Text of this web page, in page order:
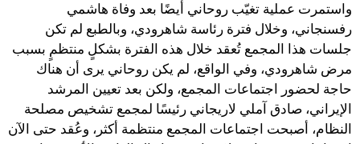
واستمرت عملية تغيّب روحاني أيضًا بعد وفاة هاشمي
رفسنجاني، وخلال فترة رئاسة شاهرودي، وبالطبع لم تكن
جلسات هذا المجمع تُعقد خلال هذه الفترة بشكلٍ منتظمٍ بسبب
مرض شاهرودي، وفي الواقع، لم يكن روحاني يرى أن هناك
حاجة لحضور اجتماعات المجمع، ولكن بعد تعيين المرشد
الإيراني، صادق آملي لاريجاني رئيسًا لمجمع تشخيص مصلحة
النظام، أصبحت اجتماعات المجمع منتظمة أكثر، وعُقد حتى الآن